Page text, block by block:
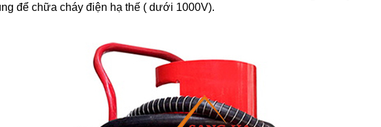
để chữa cháy điện hạ thế ( dưới 1000V).